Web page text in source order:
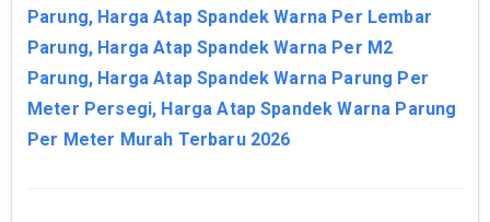
Parung, Harga Atap Spandek Warna Per Lembar
Parung, Harga Atap Spandek Warna Per M2
Parung, Harga Atap Spandek Warna Parung Per
Meter Persegi, Harga Atap Spandek Warna Parung
Per Meter Murah Terbaru 2026